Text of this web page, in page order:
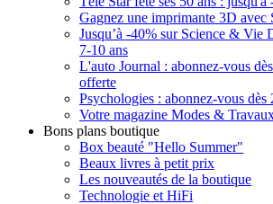
Gagnez une imprimante 3D avec
Jusqu’à -40% sur Science & Vie
7-10 ans
L'auto Journal : abonnez-vous
offerte
Psychologies : abonnez-vous dès
Votre magazine Modes &
Bons plans boutique
Box beauté "Hello Summer"
Beaux livres à petit prix
Les nouveautés de la boutique
Technologie et HiFi